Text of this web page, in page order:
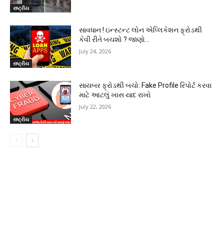
રાષ્ટ્રીય
રાષ્ટ્રીય
સાવધાન ! ઇન્સ્ટન્ટ લોન એપ્લિકેશન ફ્રોડથી
કેવી રીતે બચશો ? જાણો…
July 24, 2026
રાષ્ટ્રીય
સાયબર ફ્રોડથી બચો: Fake Profile રિપોર્ટ કરવા
માટે આટલું ખાસ યાદ રાખો
July 22, 2026